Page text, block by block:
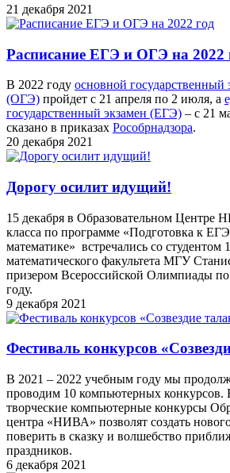
21 декабря 2021
Расписание ЕГЭ и ОГЭ на 2022
В 2022 году основной государственный
(ОГЭ) пройдет с 21 апреля по 2 июля, а
государственный экзамен (ЕГЭ) – с 21
сказано в приказах Рособрнадзора.
20 декабря 2021
Дорогу осилит идущий!
15 декабря в Образовательном Центре
класса по программе «Подготовка к
математике» встречались со
математического факультета МГУ
призером Всероссийской Олимпиады по
году.
9 декабря 2021
Фестиваль конкурсов
В 2021 – 2022 учебным году мы
проводим 10 компьютерных конкурсов.
творческие компьютерные конкурсы
центра «НИВА» позволят создать
поверить в сказку и волшебство
праздников.
6 декабря 2021